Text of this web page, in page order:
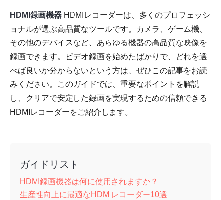
HDMI録画機器 HDMIレコーダーは、多くのプロフェッシ
ョナルが選ぶ高品質なツールです。カメラ、ゲーム機、
その他のデバイスなど、あらゆる機器の高品質な映像を
録画できます。ビデオ録画を始めたばかりで、どれを選
べば良いか分からないという方は、ぜひこの記事をお読
みください。このガイドでは、重要なポイントを解説
し、クリアで安定した録画を実現するための信頼できる
HDMIレコーダーをご紹介します。
ガイドリスト
HDMI録画機器は何に使用されますか？
生産性向上に最適なHDMIレコーダー10選